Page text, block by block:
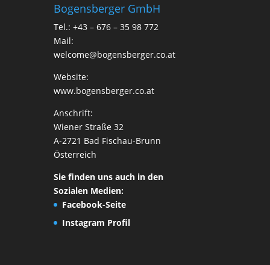
Bogensberger GmbH
Tel.: +43 – 676 – 35 98 772
Mail:
welcome@bogensberger.co.at
Website:
www.bogensberger.co.at
Anschrift:
Wiener Straße 32
A-2721 Bad Fischau-Brunn
Österreich
Sie finden uns auch in den
Sozialen Medien:
Facebook-Seite
Instagram Profil